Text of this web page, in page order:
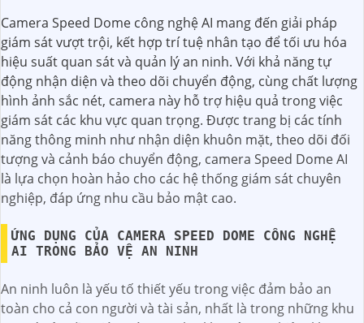
Camera Speed Dome công nghệ AI mang đến giải pháp
giám sát vượt trội, kết hợp trí tuệ nhân tạo để tối ưu hóa
hiệu suất quan sát và quản lý an ninh. Với khả năng tự
động nhận diện và theo dõi chuyển động, cùng chất lượng
hình ảnh sắc nét, camera này hỗ trợ hiệu quả trong việc
giám sát các khu vực quan trọng. Được trang bị các tính
năng thông minh như nhận diện khuôn mặt, theo dõi đối
tượng và cảnh báo chuyển động, camera Speed Dome AI
là lựa chọn hoàn hảo cho các hệ thống giám sát chuyên
nghiệp, đáp ứng nhu cầu bảo mật cao.
ỨNG DỤNG CỦA CAMERA SPEED DOME CÔNG NGHỆ
AI TRONG BẢO VỆ AN NINH
An ninh luôn là yếu tố thiết yếu trong việc đảm bảo an
toàn cho cả con người và tài sản, nhất là trong những khu